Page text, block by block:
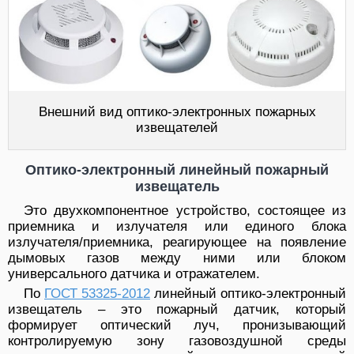
Внешний вид оптико-электронных пожарных
извещателей
Оптико-электронный линейный пожарный
извещатель
Это двухкомпонентное устройство, состоящее из
приемника и излучателя или единого блока
излучателя/приемника, реагирующее на появление
дымовых газов между ними или блоком
универсального датчика и отражателем.
По ГОСТ 53325-2012 линейный оптико-электронный
извещатель – это пожарный датчик, который
формирует оптический луч, пронизывающий
контролируемую зону газовоздушной среды